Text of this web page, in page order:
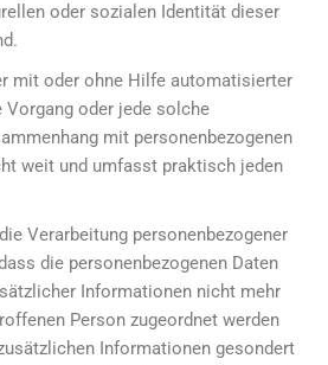
oder sozialen Identität dieser
mit oder ohne Hilfe automatisierter
Vorgang oder jede solche
mit personenbezogenen
weit und umfasst praktisch jeden
Verarbeitung personenbezogener
die personenbezogenen Daten
Informationen nicht mehr
Person zugeordnet werden
Informationen gesondert